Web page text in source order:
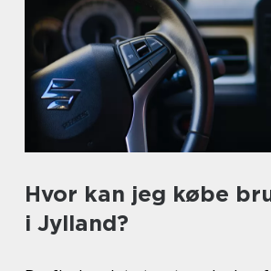
Hvor kan jeg købe
i Jylland?